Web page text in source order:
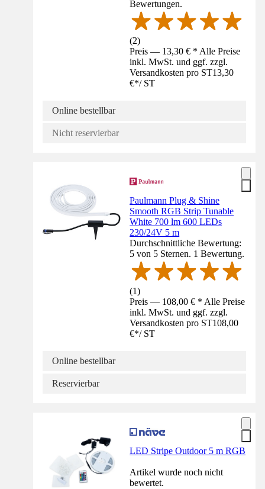
Bewertungen.
(2)
Preis — 13,30 € * Alle Preise
inkl. MwSt. und ggf. zzgl.
Versandkosten pro ST13,30
€*/ ST
Online bestellbar
Nicht reservierbar
Paulmann Plug & Shine
Smooth RGB Strip Tunable
White 700 lm 600 LEDs
230/24V 5 m
Durchschnittliche Bewertung:
5 von 5 Sternen. 1 Bewertung.
(1)
Preis — 108,00 € * Alle Preise
inkl. MwSt. und ggf. zzgl.
Versandkosten pro ST108,00
€*/ ST
Online bestellbar
Reservierbar
LED Stripe Outdoor 5 m RGB
Artikel wurde noch nicht
bewertet.